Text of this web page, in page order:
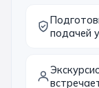
подачей